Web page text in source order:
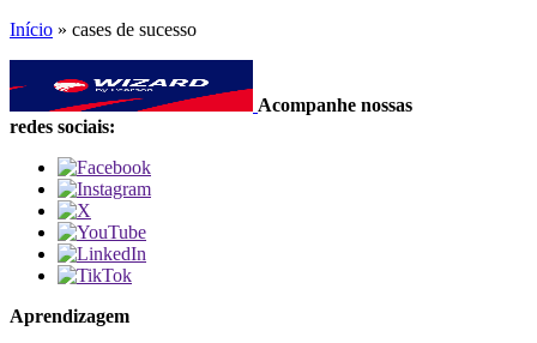
Início » cases de sucesso
Acompanhe nossas
redes sociais:
Aprendizagem